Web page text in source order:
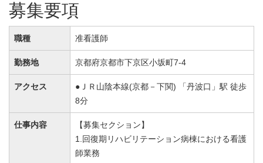
募集要項
職種 准看護師
勤務地 京都府京都市下京区小坂町7-4
アクセス
●ＪＲ山陰本線(京都－下関) 「丹波口」駅 徒歩
8分
仕事内容
【募集セクション】
1.回復期リハビリテーション病棟における看護
師業務